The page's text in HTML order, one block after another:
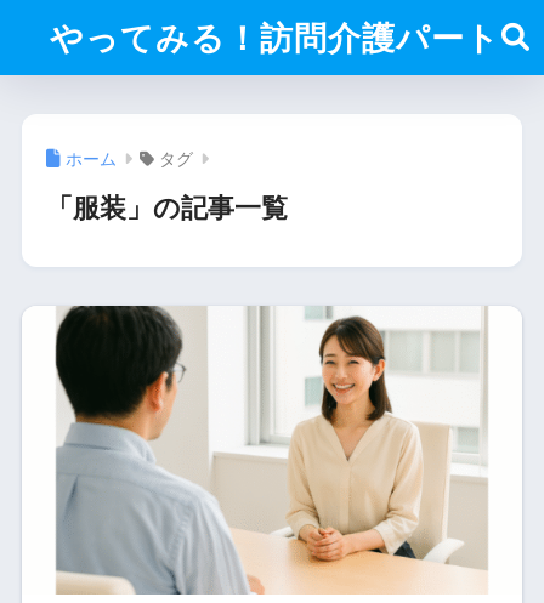
やってみる！訪問介護パート
ホーム タグ
「服装」の記事一覧